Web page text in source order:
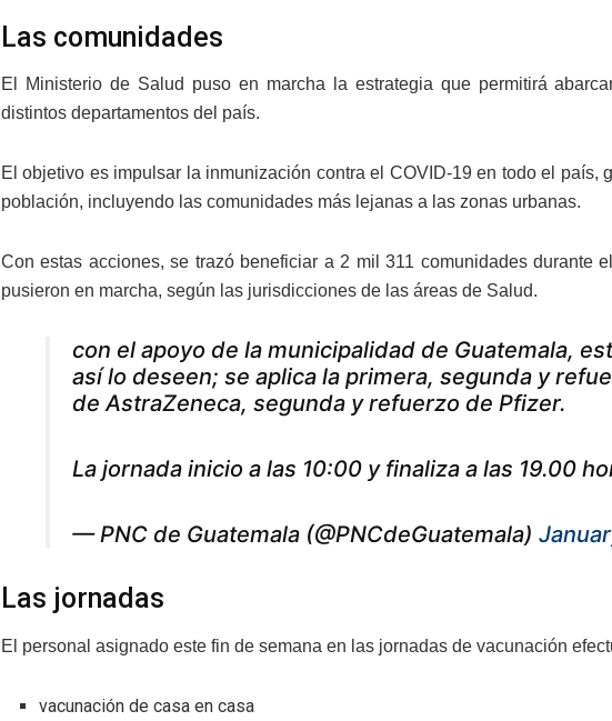
Las comunidades
El Ministerio de Salud puso en marcha la estrategia que permitirá
distintos departamentos del país.
El objetivo es impulsar la inmunización contra el COVID-19 en todo el
población, incluyendo las comunidades más lejanas a las zonas urbanas.
Con estas acciones, se trazó beneficiar a 2 mil 311 comunidades durante
pusieron en marcha, según las jurisdicciones de las áreas de Salud.
con el apoyo de la municipalidad de Guatemala,
así lo deseen; se aplica la primera, segunda y
de AstraZeneca, segunda y refuerzo de Pfizer.
La jornada inicio a las 10:00 y finaliza a las 19.00
— PNC de Guatemala (@PNCdeGuatemala)
Las jornadas
El personal asignado este fin de semana en las jornadas de vacunación
vacunación de casa en casa